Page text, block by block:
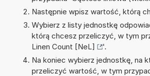
Następnie wpisz wartość, którą
Wybierz z listy jednostkę
którą chcesz przeliczyć, w tym
Linen Count [NeL]
'.
Na koniec wybierz jednostkę, na
przeliczyć wartość, w tym